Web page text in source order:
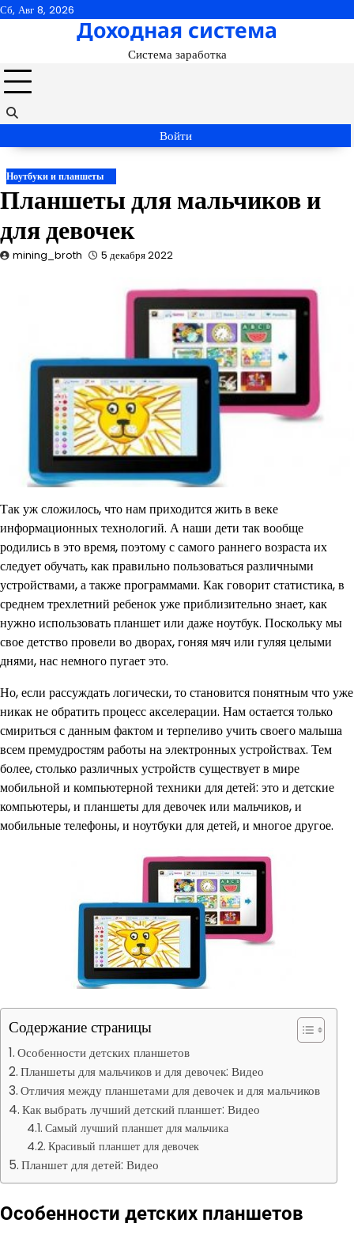
Перейти
Сб, Авг 8, 2026
Доходная система
Система заработка
Войти
Ноутбуки и планшеты
Планшеты для мальчиков и
для девочек
mining_broth 5 декабря 2022
Так уж сложилось, что нам приходится жить в веке
информационных технологий. А наши дети так вообще
родились в это время, поэтому с самого раннего возраста их
следует обучать, как правильно пользоваться различными
устройствами, а также программами. Как говорит статистика, в
среднем трехлетний ребенок уже приблизительно знает, как
нужно использовать планшет или даже ноутбук. Поскольку мы
свое детство провели во дворах, гоняя мяч или гуляя целыми
днями, нас немного пугает это.
Но, если рассуждать логически, то становится понятным что уже
никак не обратить процесс акселерации. Нам остается только
смириться с данным фактом и терпеливо учить своего малыша
всем премудростям работы на электронных устройствах. Тем
более, столько различных устройств существует в мире
мобильной и компьютерной техники для детей: это и детские
компьютеры, и планшеты для девочек или мальчиков, и
мобильные телефоны, и ноутбуки для детей, и многое другое.
Содержание страницы
Особенности детских планшетов
Планшеты для мальчиков и для девочек: Видео
Отличия между планшетами для девочек и для мальчиков
Как выбрать лучший детский планшет: Видео
Самый лучший планшет для мальчика
Красивый планшет для девочек
Планшет для детей: Видео
Особенности детских планшетов